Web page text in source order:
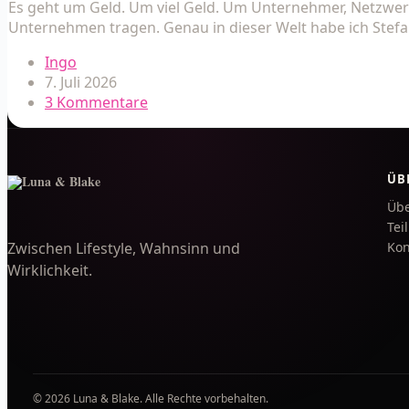
Es geht um Geld. Um viel Geld. Um Unternehmer,
Unternehmen tragen. Genau in dieser Welt habe ich
Ingo
7. Juli 2026
3 Kommentare
Zwischen Lifestyle, Wahnsinn und
Wirklichkeit.
© 2026 Luna & Blake. Alle Rechte vorbehalten.